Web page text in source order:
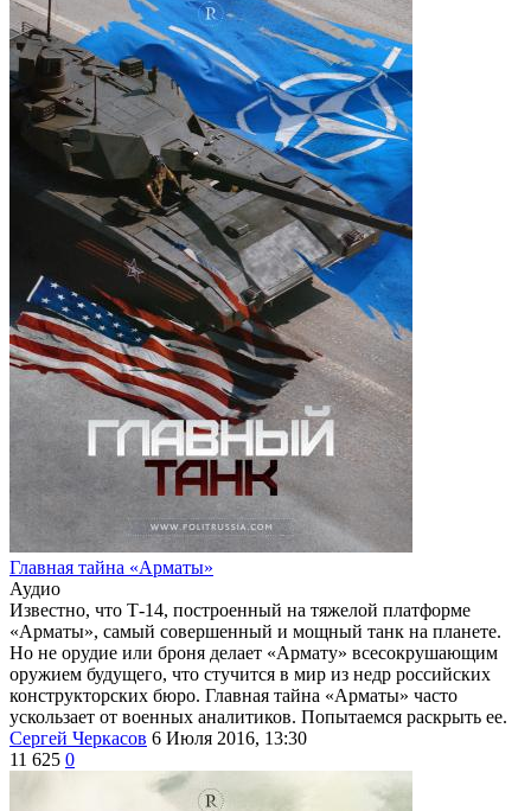
Главная тайна «Арматы»
Аудио
Известно, что Т-14, построенный на тяжелой платформе
«Арматы», самый совершенный и мощный танк на планете.
Но не орудие или броня делает «Армату» всесокрушающим
оружием будущего, что стучится в мир из недр российских
конструкторских бюро. Главная тайна «Арматы» часто
ускользает от военных аналитиков. Попытаемся раскрыть ее.
Сергей Черкасов 6 Июля 2016, 13:30
11 625 0